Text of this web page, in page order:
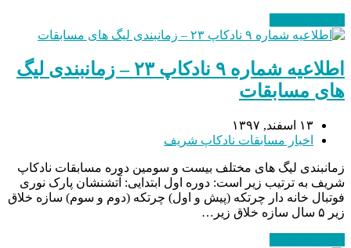
اطلاعیه شماره ۹ نادکاپ ۲۳ – زمانبندی لیگ
های مسابقات
۱۳ اسفند, ۱۳۹۷
اخبار مسابقات نادکاپ شریف
زمانبندی لیگ های مختلف بیست و سومین دوره مسابقات نادکاپ
شریف به ترتیب زیر است: دوره اول ابتدایی: آتشنشان پارک نوری
فوتبال خانه دار چرتکه (پیش و اول) چرتکه (دوم و سوم) سازه خلاق
زیر ۵ سال سازه خلاق زیر…